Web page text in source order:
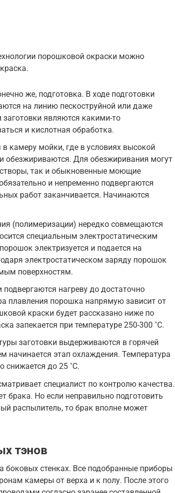
порошковой окраски можно
же, подготовка. В ходе подготовки
на линию пескоструйной или даже
являются какими-то
и кислотная обработка.
камеру мойки, где в условиях высокой
обезжириваются. Для обезжиривания могут
так и обыкновенные моющие
и непременно подвергаются
работ заканчивается. Начинаются
(полимеризации) нередко совмещаются
специальным электростатическим
электризуется и подается на
электростатическом заряду порошок
поверхностям.
подвергаются нагреву до достаточно
плавления порошка напрямую зависит от
краски будет рассказано ниже по
запекается при температуре 250-300 ˚С.
заготовки выдерживаются в горячей
начинается этап охлаждения. Температура
снижается до 25 ˚С.
специалист по контролю качества.
брака. Но если неправильно подготовить
распылитель, то брак вполне может
тэнов
боковых стенках. Все подобранные приборы
камеры от верха и к полу. После этого